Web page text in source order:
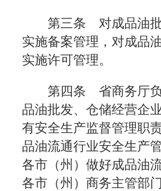
第三条 对成品油
实施备案管理，对成品
实施许可管理。
第四条 省商务厅
品油批发、仓储经营企
有安全生产监督管理职
品油流通行业安全生产
各市（州）做好成品油
各市（州）商务主管部